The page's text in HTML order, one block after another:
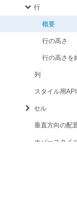
行
概要
行の高さ
行の高さを
列
スタイル用API
セル
垂直方向の配
ホバースタイル